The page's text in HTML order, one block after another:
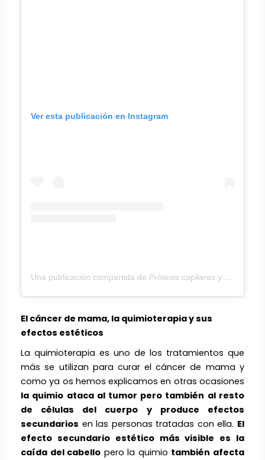
Ver esta publicación en Instagram
Una publicación compartida de Prótesis capilares y pelucas (@centrosbeltran)
El cáncer de mama, la quimioterapia y sus
efectos estéticos
La quimioterapia es uno de los tratamientos que
más se utilizan para curar el cáncer de mama y
como ya os hemos explicamos en otras ocasiones
la quimio ataca al tumor pero también al resto
de células del cuerpo y produce efectos
secundarios en las personas tratadas con ella. El
efecto secundario estético más visible es la
caída del cabello pero la quimio también afecta